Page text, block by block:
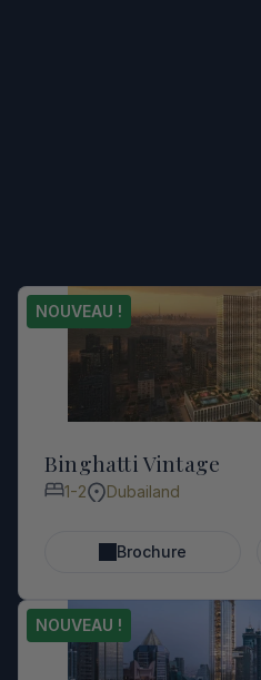
plans de paiement flexibles
élevée
NOUVEAU !
Binghatti Vintage
1-2 Dubailand
Brochure
NOUVEAU !